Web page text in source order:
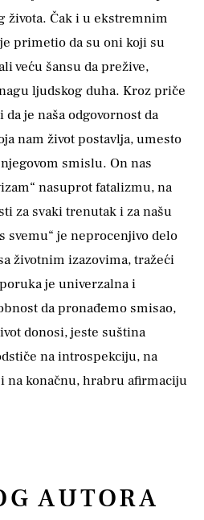
života. Čak i u ekstremnim
primetio da su oni koji su
veću šansu da prežive,
ljudskog duha. Kroz priče
je naša odgovornost da
nam život postavlja, umesto
smislu. On nas
nasuprot fatalizmu, na
za svaki trenutak i za našu
svemu“ je neprocenjivo delo
životnim izazovima, tražeći
je univerzalna i
da pronađemo smisao,
donosi, jeste suština
na introspekciju, na
konačnu, hrabru afirmaciju
AUTORA